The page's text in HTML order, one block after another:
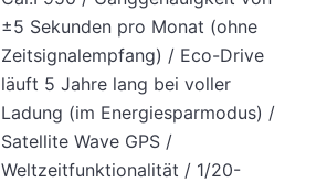
±5 Sekunden pro Monat (ohne
Zeitsignalempfang) / Eco-Drive
läuft 5 Jahre lang bei voller
Ladung (im Energiesparmodus) /
Satellite Wave GPS /
Weltzeitfunktionalität / 1/20-